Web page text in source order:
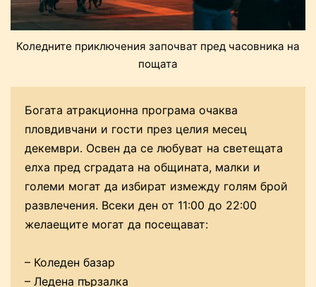
Коледните приключения започват пред часовника на
пощата
Богата атракционна програма очаква
пловдивчани и гости през целия месец
декември. Освен да се любуват на светещата
елха пред сградата на общината, малки и
големи могат да избират измежду голям брой
развлечения. Всеки ден от 11:00 до 22:00
желаещите могат да посещават:
– Коледен базар
– Ледена пързалка